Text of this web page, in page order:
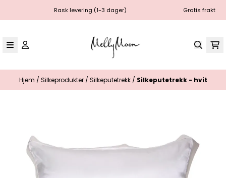
Hopp til innholdRask levering (1-3 dager) Gratis frakt
Hjem / Silkeprodukter / Silkeputetrekk / Silkeputetrekk - hvit